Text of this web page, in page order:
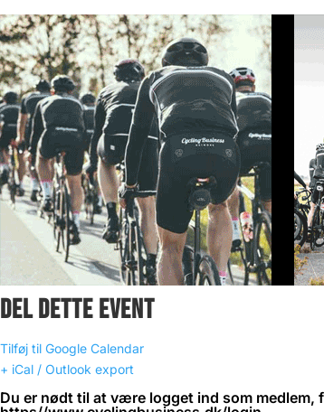
DEL DETTE EVENT
Tilføj til Google Calendar
+ iCal / Outlook export
Du er nødt til at være logget ind som medlem,